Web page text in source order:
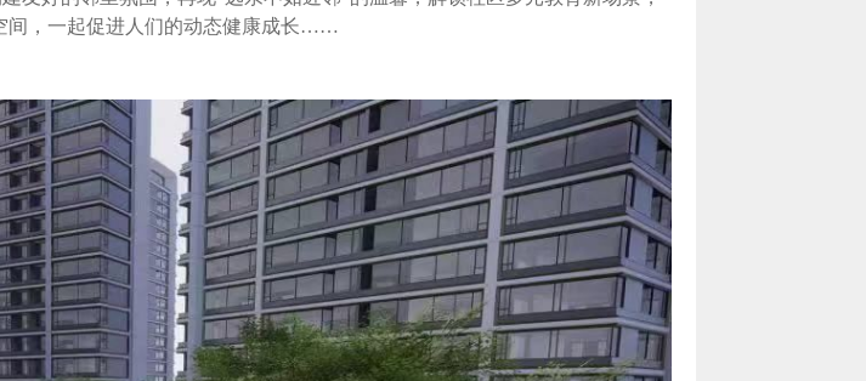
间，一起促进人们的动态健康成长……